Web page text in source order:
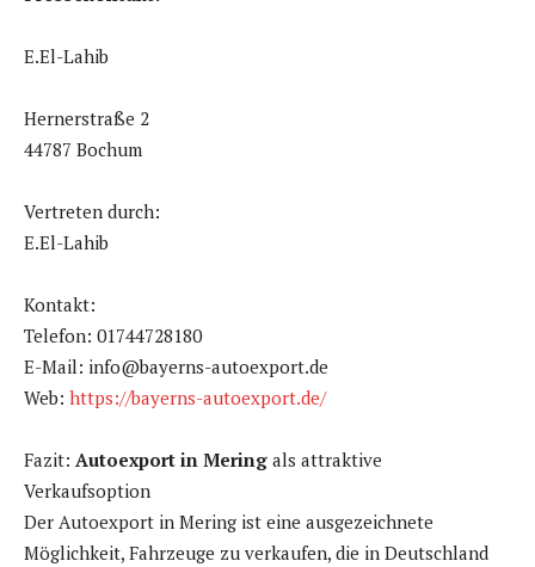
E.El-Lahib
Hernerstraße 2
44787 Bochum
Vertreten durch:
E.El-Lahib
Kontakt:
Telefon: 01744728180
E-Mail: info@bayerns-autoexport.de
Web: https://bayerns-autoexport.de/
Fazit: Autoexport in Mering als attraktive
Verkaufsoption
Der Autoexport in Mering ist eine ausgezeichnete
Möglichkeit, Fahrzeuge zu verkaufen, die in Deutschland